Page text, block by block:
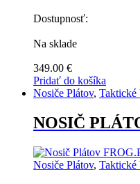
Dostupnosť:
Na sklade
349.00 €
Pridať do košíka
Nosiče Plátov, Taktické
NOSIČ
Nosiče Plátov, Taktické